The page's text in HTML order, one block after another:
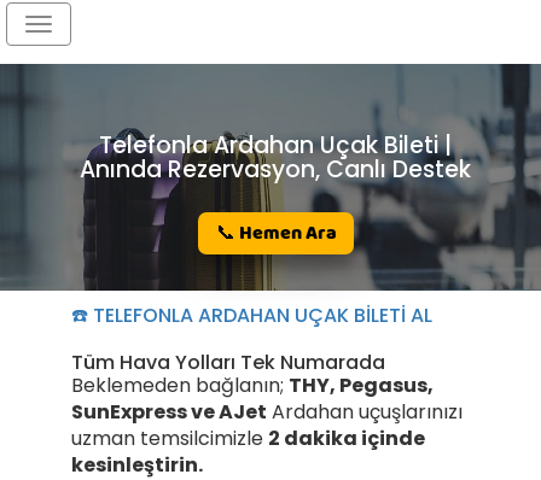
📞 Hemen Ara
Telefonla Ardahan Uçak Bileti |
Anında Rezervasyon, Canlı Destek
☎️ TELEFONLA ARDAHAN UÇAK BİLETİ AL
Tüm Hava Yolları Tek Numarada
Beklemeden bağlanın; THY, Pegasus,
SunExpress ve AJet Ardahan uçuşlarınızı
uzman temsilcimizle 2 dakika içinde
kesinleştirin.
Toggle
navigation